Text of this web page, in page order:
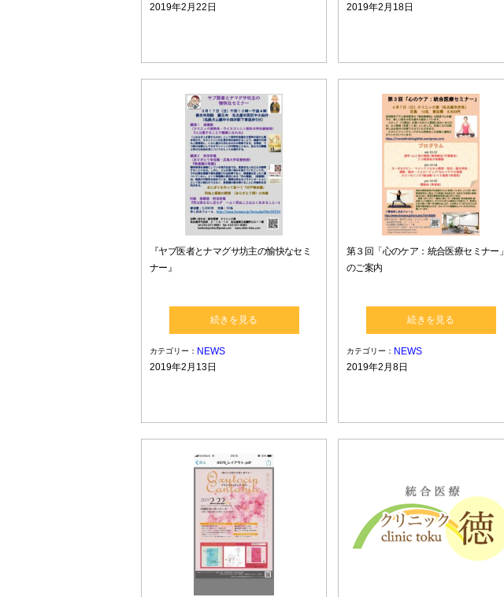
2019年2月22日
2019年2月18日
『ヤブ医者とナマグサ坊主の愉快なセミ
ナー』
続きを見る
カテゴリー： NEWS
2019年2月13日
第３回「心のケア：統合医療セミナー」
のご案内
続きを見る
カテゴリー： NEWS
2019年2月8日